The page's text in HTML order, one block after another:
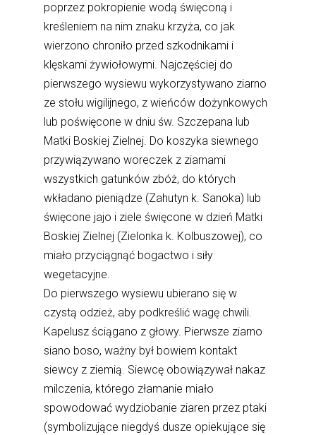
poprzez pokropienie wodą święconą i
kreśleniem na nim znaku krzyża, co jak
wierzono chroniło przed szkodnikami i
klęskami żywiołowymi. Najczęściej do
pierwszego wysiewu wykorzystywano ziarno
ze stołu wigilijnego, z wieńców dożynkowych
lub poświęcone w dniu św. Szczepana lub
Matki Boskiej Zielnej. Do koszyka siewnego
przywiązywano woreczek z ziarnami
wszystkich gatunków zbóż, do których
wkładano pieniądze (Zahutyn k. Sanoka) lub
święcone jajo i ziele święcone w dzień Matki
Boskiej Zielnej (Zielonka k. Kolbuszowej), co
miało przyciągnąć bogactwo i siły
wegetacyjne.
Do pierwszego wysiewu ubierano się w
czystą odzież, aby podkreślić wagę chwili.
Kapelusz ściągano z głowy. Pierwsze ziarno
siano boso, ważny był bowiem kontakt
siewcy z ziemią. Siewcę obowiązywał nakaz
milczenia, którego złamanie miało
spowodować wydziobanie ziaren przez ptaki
(symbolizujące niegdyś dusze opiekujące się